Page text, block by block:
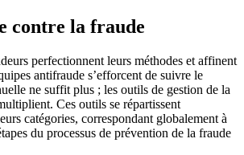
contre la fraude
perfectionnent leurs méthodes et affinent
antifraude s’efforcent de suivre le
ne suffit plus ; les outils de gestion de la
Ces outils se répartissent
catégories, correspondant globalement à
du processus de prévention de la fraude